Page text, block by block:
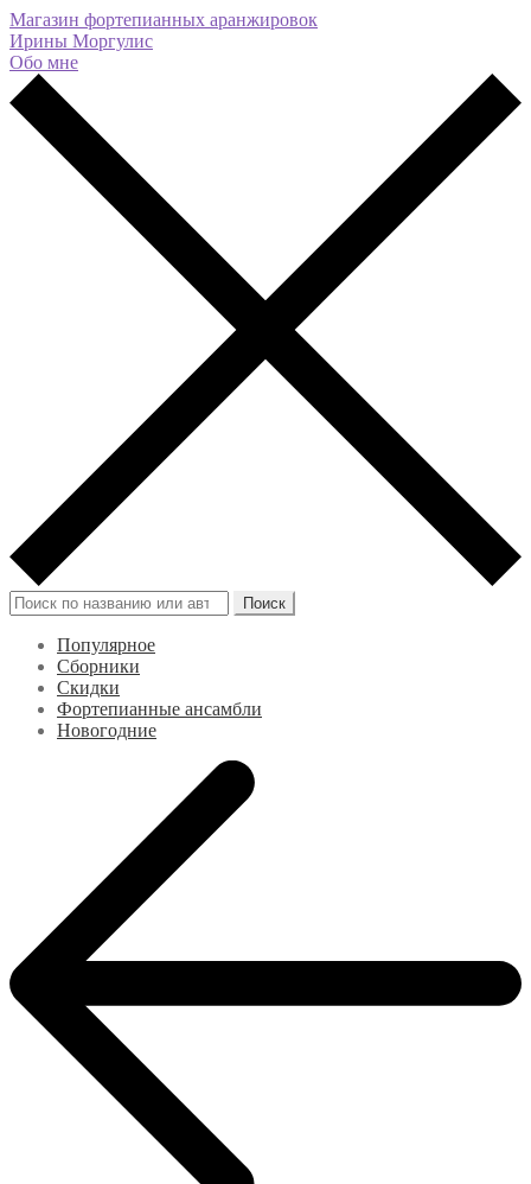
Магазин фортепианных аранжировок
Ирины Моргулис
Обо мне
Искать: Поиск
Популярное
Сборники
Скидки
Фортепианные ансамбли
Новогодние